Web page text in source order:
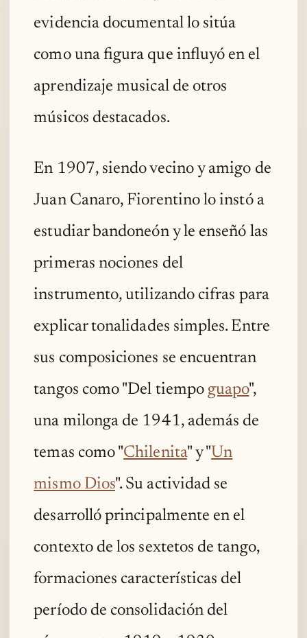
evidencia documental lo sitúa
como una figura que influyó en el
aprendizaje musical de otros
músicos destacados.
En 1907, siendo vecino y amigo de
Juan Canaro, Fiorentino lo instó a
estudiar bandoneón y le enseñó las
primeras nociones del
instrumento, utilizando cifras para
explicar tonalidades simples. Entre
sus composiciones se encuentran
tangos como "Del tiempo guapo",
una milonga de 1941, además de
temas como "Chilenita" y "Un
mismo Dios". Su actividad se
desarrolló principalmente en el
contexto de los sextetos de tango,
formaciones características del
período de consolidación del